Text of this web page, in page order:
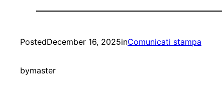
PostedDecember 16, 2025inComunicati stampa
bymaster